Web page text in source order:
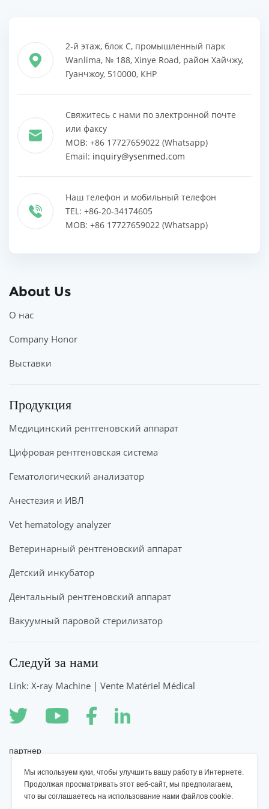
Мы используем куки, чтобы улучшить вашу работу в Интернете.
Продолжая просматривать этот веб-сайт, мы предполагаем,
что вы соглашаетесь на использование нами файлов cookie.
2-й этаж, блок C, промышленный парк
Wanlima, № 188, Xinye Road, район Хайчжу,
Гуанчжоу, 510000, КНР
Свяжитесь с нами по электронной почте
или факсу
MOB: +86 17727659022 (Whatsapp)
Email: inquiry@ysenmed.com
Наш телефон и мобильный телефон
TEL: +86-20-34174605
MOB: +86 17727659022 (Whatsapp)
About Us
О нас
Company Honor
Выставки
Продукция
Медицинский рентгеновский аппарат
Цифровая рентгеновская система
Гематологический анализатор
Анестезия и ИВЛ
Vet hematology analyzer
Ветеринарный рентгеновский аппарат
Детский инкубатор
Дентальный рентгеновский аппарат
Вакуумный паровой стерилизатор
Следуй за нами
Link: X-ray Machine | Vente Matériel Médical
партнер
Рентгеновский аппарат YSENMED